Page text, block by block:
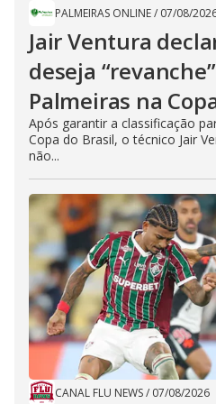
PALMEIRAS ONLINE/ 07/08/
Jair Ventura
deseja
Palmeiras na
Após garantir a classificação
Copa do Brasil, o técnico Jair
não...
CANAL FLU NEWS/ 07/08/2026